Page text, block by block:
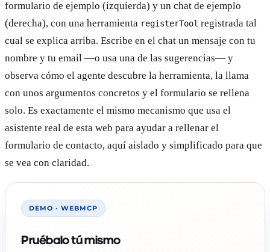
formulario de ejemplo (izquierda) y un chat de ejemplo
(derecha), con una herramienta registerTool registrada tal
cual se explica arriba. Escribe en el chat un mensaje con tu
nombre y tu email —o usa una de las sugerencias— y
observa cómo el agente descubre la herramienta, la llama
con unos argumentos concretos y el formulario se rellena
solo. Es exactamente el mismo mecanismo que usa el
asistente real de esta web para ayudar a rellenar el
formulario de contacto, aquí aislado y simplificado para que
se vea con claridad.
DEMO · WEBMCP
Pruébalo tú mismo